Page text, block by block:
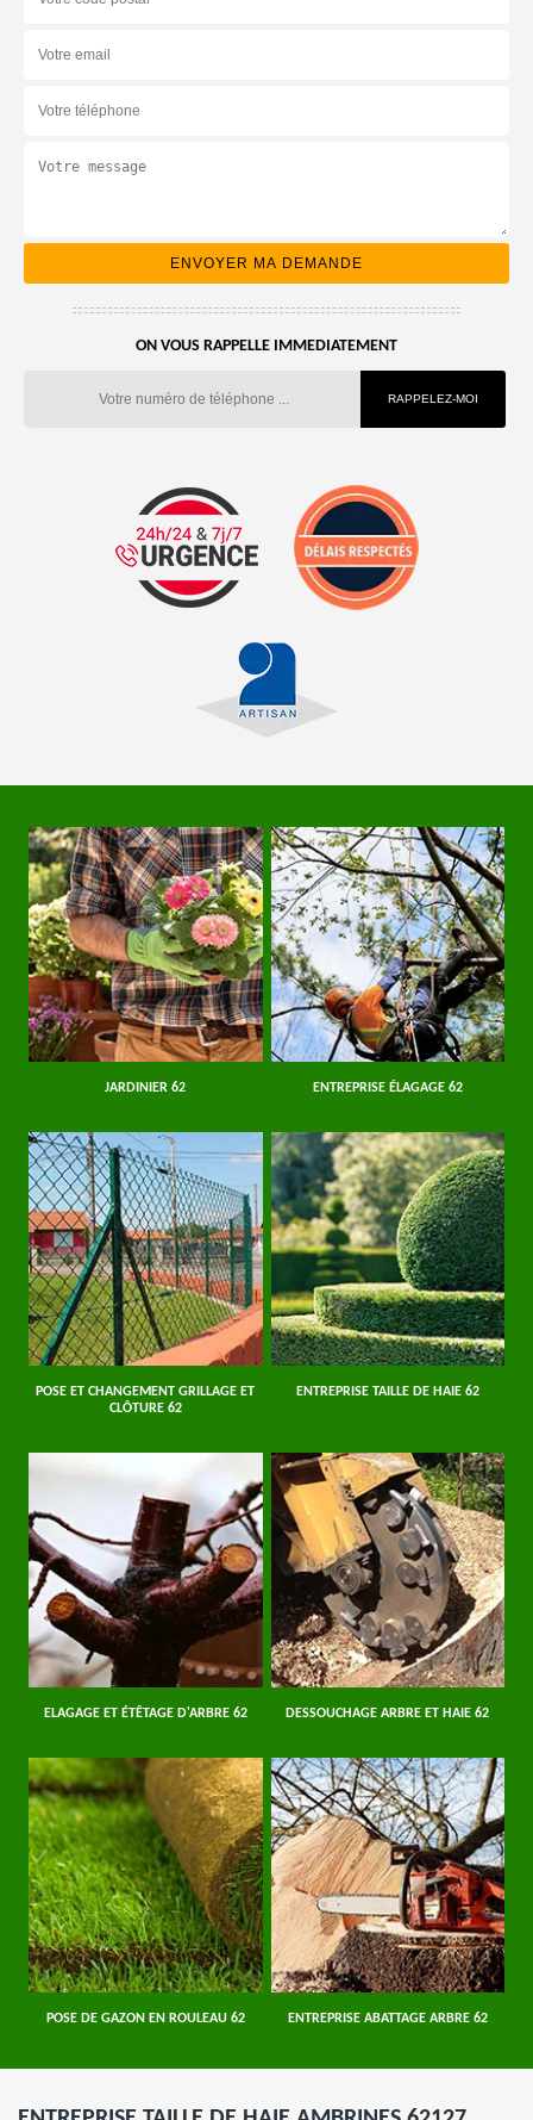
ON VOUS RAPPELLE IMMEDIATEMENT
JARDINIER 62 ENTREPRISE ÉLAGAGE 62
POSE ET CHANGEMENT GRILLAGE ET
CLÔTURE 62
ENTREPRISE TAILLE DE HAIE 62
ELAGAGE ET ÉTÊTAGE D'ARBRE 62 DESSOUCHAGE ARBRE ET HAIE 62
POSE DE GAZON EN ROULEAU 62 ENTREPRISE ABATTAGE ARBRE 62